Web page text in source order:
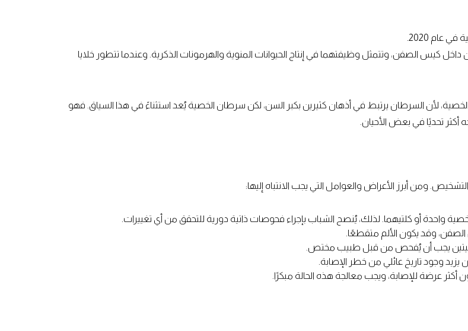
كيس الصفن، وتتمثل وظيفتهما في إنتاج الحيوانات المنوية والهرمونات الذكرية. وعندما تتطور خلايا
لأن السرطان يرتبط في أذهان كثيرين بكبر السن، لكن سرطان الخصية يُعد استثناءً في هذا السياق. فهو
تحديًا في بعض الأحيان.
ومن أبرز الأعراض والعوامل التي يجب الانتباه إليها:
واحدة أو كلتيهما. لذلك، يُنصح الشباب بإجراء فحوصات ذاتية دورية للتحقق من أي تغييرات.
وقد يكون الألم متقطعًا.
يجب أن يُفحص من قبل طبيب مختص.
يزيد وجود تاريخ عائلي من خطر الإصابة.
أكثر عرضة للإصابة، ويجب معالجة هذه الحالة مبكرًا.